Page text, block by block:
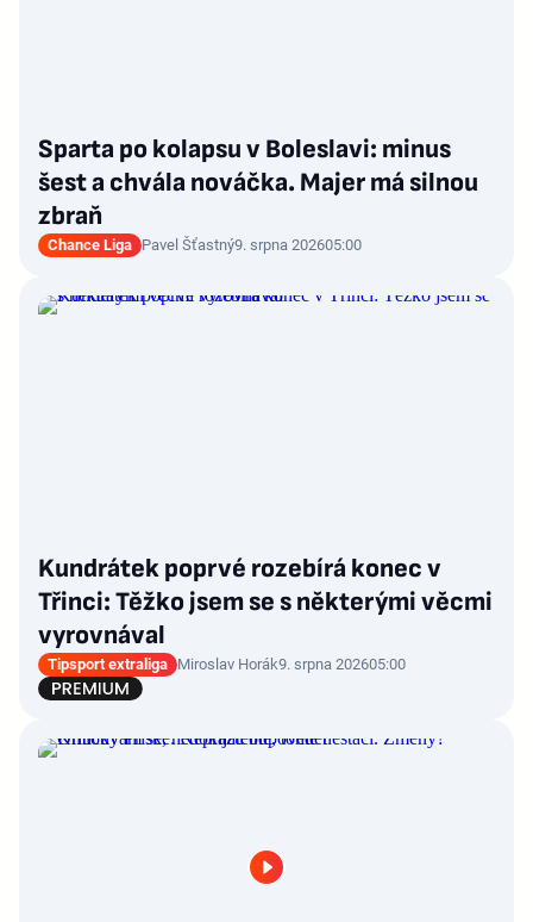
Sparta po kolapsu v Boleslavi: minus
šest a chvála nováčka. Majer má silnou
zbraň
Chance Liga Pavel Šťastný9. srpna 202605:00
Kundrátek poprvé rozebírá konec v
Třinci: Těžko jsem se s některými věcmi
vyrovnával
Tipsport extraliga Miroslav Horák9. srpna 202605:00